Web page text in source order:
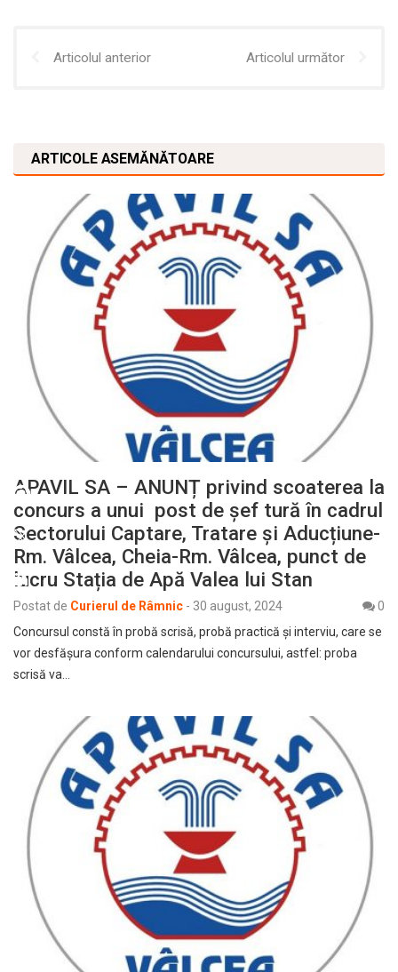
Articolul anterior Articolul următor
ARTICOLE ASEMĂNĂTOARE
APAVIL SA – ANUNȚ privind scoaterea la
concurs a unui post de șef tură în cadrul
Sectorului Captare, Tratare și Aducțiune-
Rm. Vâlcea, Cheia-Rm. Vâlcea, punct de
lucru Stația de Apă Valea lui Stan
Postat de Curierul de Râmnic - 30 august, 2024
0
Concursul constă în probă scrisă, probă practică și interviu, care se
vor desfășura conform calendarului concursului, astfel: proba
scrisă va…